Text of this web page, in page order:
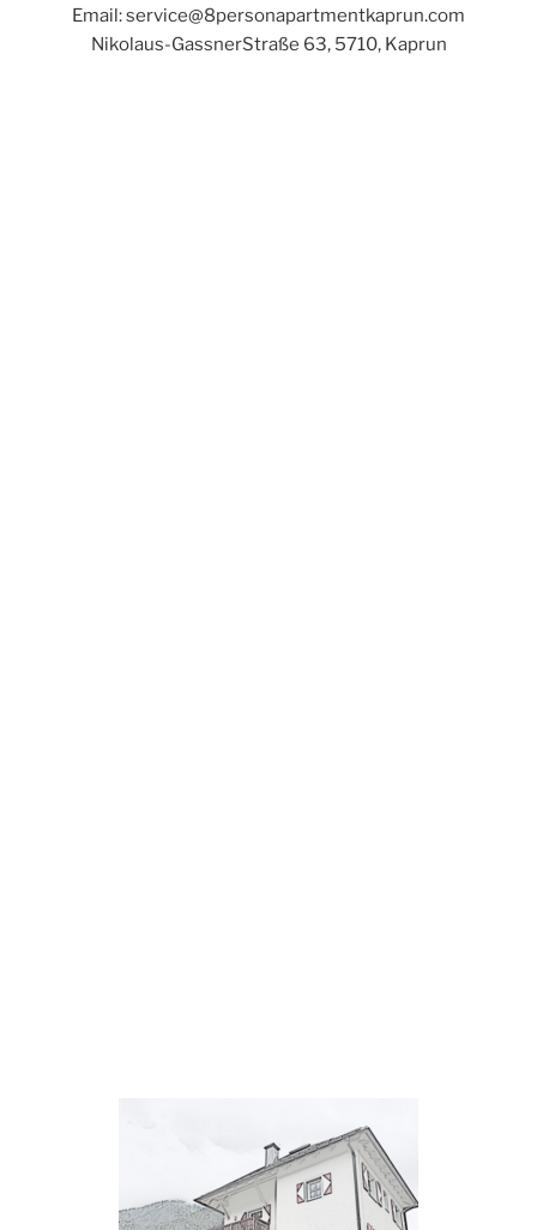
Email: service@8personapartmentkaprun.com
Nikolaus-GassnerStraße 63, 5710, Kaprun